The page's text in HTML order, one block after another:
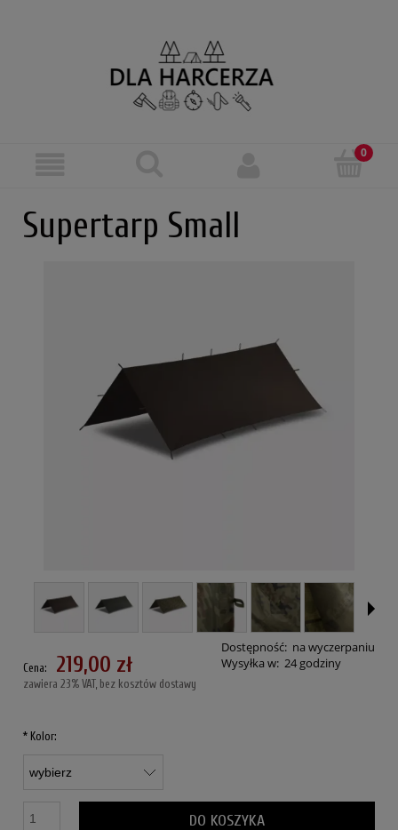
Supertarp Small
Dostępność: na wyczerpaniu
Wysyłka w: 24 godziny
Cena: 219,00 zł
zawiera 23% VAT, bez kosztów dostawy
* Kolor:
DO KOSZYKA